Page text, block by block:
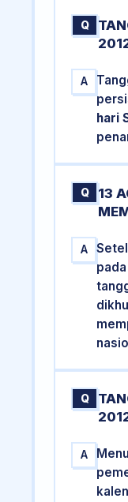
Q
A
hari
Q
13
A
Q
A